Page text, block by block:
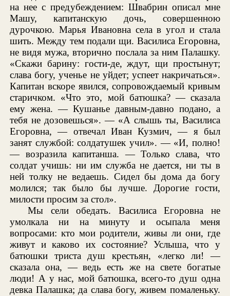
на нее с предубеждением: Швабрин описал мне
Машу, капитанскую дочь, совершенною
дурочкою. Марья Ивановна села в угол и стала
шить. Между тем подали щи. Василиса Егоровна,
не видя мужа, вторично послала за ним Палашку.
«Скажи барину: гости-де, ждут, щи простынут;
слава богу, ученье не уйдет; успеет накричаться».
Капитан вскоре явился, сопровождаемый кривым
старичком. «Что это, мой батюшка? — сказала
ему жена. — Кушанье давным-давно подано, а
тебя не дозовешься». — «А слышь ты, Василиса
Егоровна, — отвечал Иван Кузмич, — я был
занят службой: солдатушек учил». — «И, полно!
— возразила капитанша. — Только слава, что
солдат учишь: ни им служба не дается, ни ты в
ней толку не ведаешь. Сидел бы дома да богу
молился; так было бы лучше. Дорогие гости,
милости просим за стол».
Мы сели обедать. Василиса Егоровна не
умолкала ни на минуту и осыпала меня
вопросами: кто мои родители, живы ли они, где
живут и каково их состояние? Услыша, что у
батюшки триста душ крестьян, «легко ли! —
сказала она, — ведь есть же на свете богатые
люди! А у нас, мой батюшка, всего-то душ одна
девка Палашка; да слава богу, живем помаленьку.